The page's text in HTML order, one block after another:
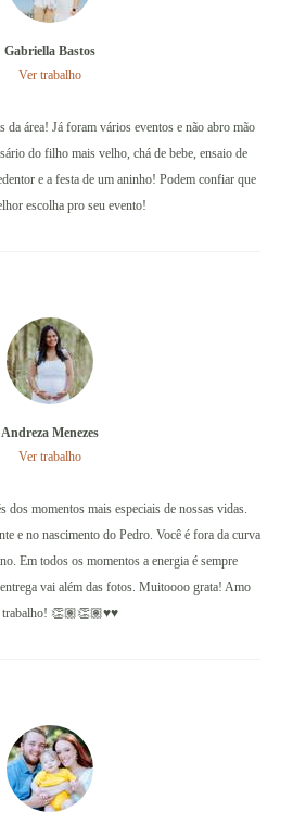
área! Já foram vários eventos e não abro mão
do filho mais velho, chá de bebe, ensaio de
e a festa de um aninho! Podem confiar que
escolha pro seu evento!
Gabriella Bastos
Ver trabalho
dos momentos mais especiais de nossas vidas.
e no nascimento do Pedro. Você é fora da curva
Em todos os momentos a energia é sempre
vai além das fotos. Muitoooo grata! Amo
trabalho! 👏🏽👏🏽♥️♥️
Andreza Menezes
Ver trabalho